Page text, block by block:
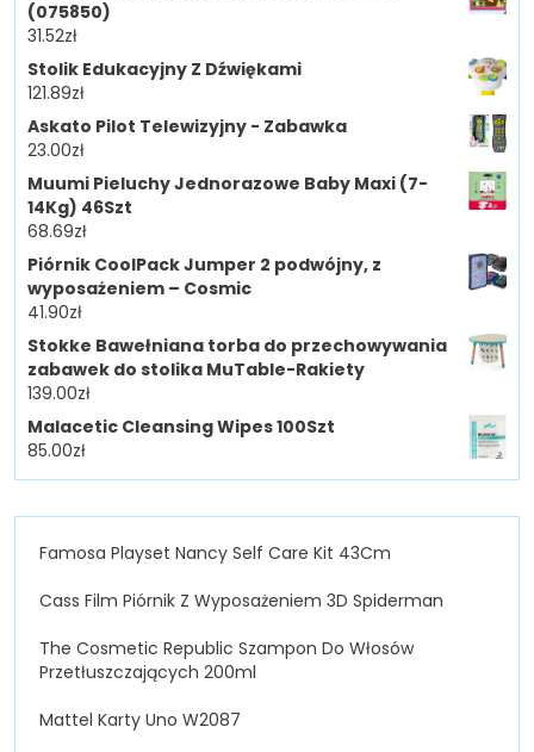
(075850)
31.52zł
Stolik Edukacyjny Z Dźwiękami
121.89zł
Askato Pilot Telewizyjny - Zabawka
23.00zł
Muumi Pieluchy Jednorazowe Baby Maxi (7-
14Kg) 46Szt
68.69zł
Piórnik CoolPack Jumper 2 podwójny, z
wyposażeniem – Cosmic
41.90zł
Stokke Bawełniana torba do przechowywania
zabawek do stolika MuTable-Rakiety
139.00zł
Malacetic Cleansing Wipes 100Szt
85.00zł
Famosa Playset Nancy Self Care Kit 43Cm
Cass Film Piórnik Z Wyposażeniem 3D Spiderman
The Cosmetic Republic Szampon Do Włosów
Przetłuszczających 200ml
Mattel Karty Uno W2087